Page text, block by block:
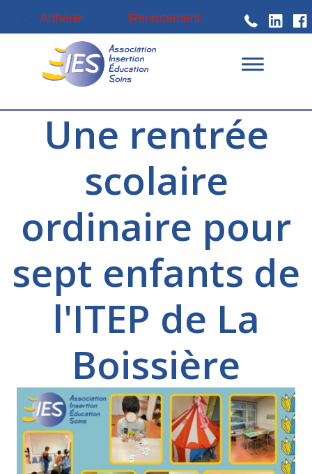
navigation
principale
Adhérer Recrutement
Une rentrée
scolaire
ordinaire pour
sept enfants de
l'ITEP de La
Boissière